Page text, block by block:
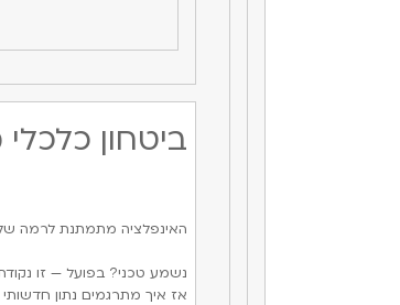
ביטחון
האינפלציה מתמתנת לרמה של
נשמע טכני? בפועל — זו
אז איך מתרגמים נתון חדשותי